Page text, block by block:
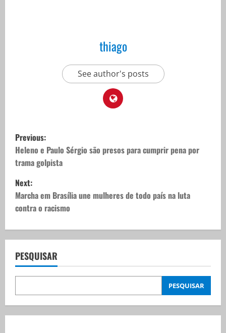
thiago
See author's posts
P
o
s
t
n
a
v
i
g
Previous:
Heleno e Paulo Sérgio são presos para cumprir pena por
trama golpista
Next:
Marcha em Brasília une mulheres de todo país na luta
contra o racismo
PESQUISAR
PESQUISAR